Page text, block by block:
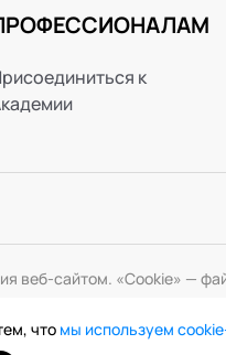
к
веб-сайтом. «Cookie» —
что мы используем